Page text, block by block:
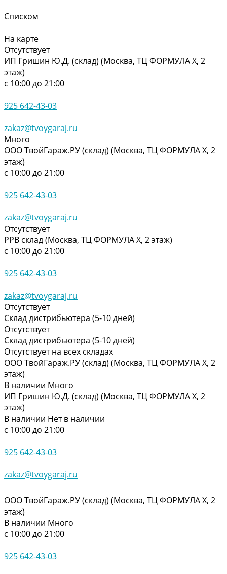
Списком
На карте
Отсутствует
ИП Гришин Ю.Д. (склад) (Москва, ТЦ ФОРМУЛА Х, 2
этаж)
с 10:00 до 21:00
925 642-43-03
zakaz@tvoygaraj.ru
Много
ООО ТвойГараж.РУ (склад) (Москва, ТЦ ФОРМУЛА Х, 2
этаж)
с 10:00 до 21:00
925 642-43-03
zakaz@tvoygaraj.ru
Отсутствует
РРВ склад (Москва, ТЦ ФОРМУЛА Х, 2 этаж)
с 10:00 до 21:00
925 642-43-03
zakaz@tvoygaraj.ru
Отсутствует
Склад дистрибьютера (5-10 дней)
Отсутствует
Склад дистрибьютера (5-10 дней)
Отсутствует на всех складах
ООО ТвойГараж.РУ (склад) (Москва, ТЦ ФОРМУЛА Х, 2
этаж)
В наличии Много
ИП Гришин Ю.Д. (склад) (Москва, ТЦ ФОРМУЛА Х, 2
этаж)
В наличии Нет в наличии
с 10:00 до 21:00
925 642-43-03
zakaz@tvoygaraj.ru
ООО ТвойГараж.РУ (склад) (Москва, ТЦ ФОРМУЛА Х, 2
этаж)
В наличии Много
с 10:00 до 21:00
925 642-43-03